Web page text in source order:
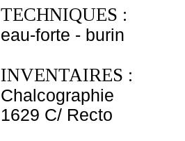
TECHNIQUES :
eau-forte - burin
INVENTAIRES :
Chalcographie
1629 C/ Recto